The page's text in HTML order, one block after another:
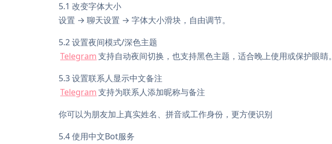
5.1 改变字体大小
设置 → 聊天设置 → 字体大小滑块，自由调节。
5.2 设置夜间模式/深色主题
Telegram支持自动夜间切换，也支持黑色主题，适合晚上使用或保护眼睛。
5.3 设置联系人显示中文备注
Telegram支持为联系人添加昵称与备注
你可以为朋友加上真实姓名、拼音或工作身份，更方便识别
5.4 使用中文Bot服务